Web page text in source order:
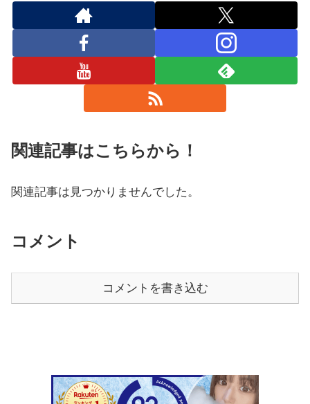
関連記事はこちらから！
関連記事は見つかりませんでした。
コメント
コメントを書き込む